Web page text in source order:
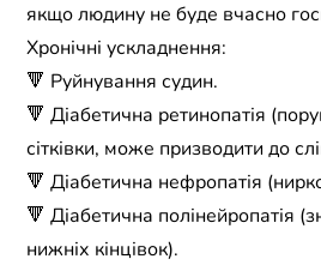
якщо людину не буде вчасно
Хронічні ускладнення:
🔻 Руйнування судин.
🔻 Діабетична ретинопатія
сітківки, може призводити до
🔻 Діабетична нефропатія
🔻 Діабетична полінейропатія
нижніх кінцівок).